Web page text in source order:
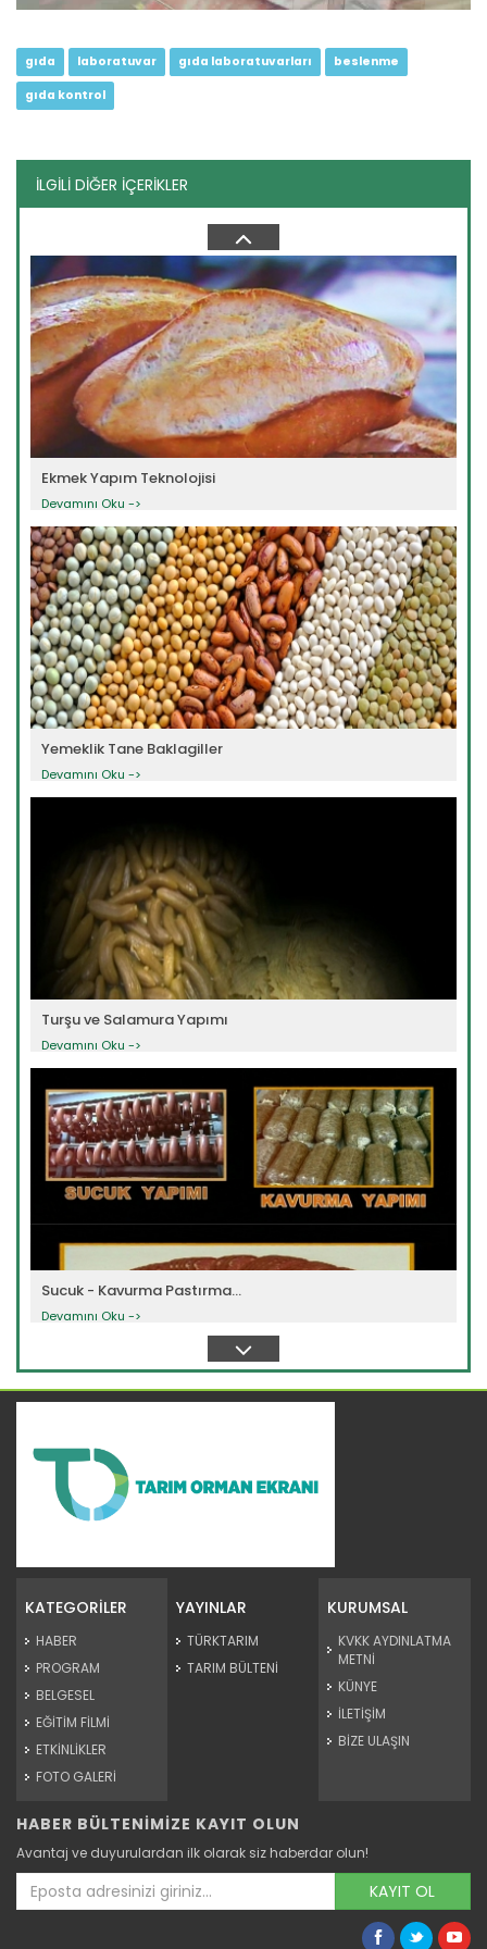
gıda laboratuvar gıda laboratuvarları beslenme
gıda kontrol
İLGİLİ DİĞER İÇERİKLER
Süt ve Süt Ürünlerinin...
Ekmek Yapım Teknolojisi
Devamını Oku ->
Yemeklik Tane Baklagiller
Devamını Oku ->
Turşu ve Salamura Yapımı
Devamını Oku ->
Sucuk - Kavurma Pastırma...
Devamını Oku ->
Yumurta ve Sağlık
Devamını Oku ->
KATEGORİLER
HABER
PROGRAM
BELGESEL
EĞİTİM FİLMİ
ETKİNLİKLER
FOTO GALERİ
YAYINLAR
TÜRKTARIM
TARIM BÜLTENİ
KURUMSAL
KVKK AYDINLATMA
METNİ
KÜNYE
İLETİŞİM
BİZE ULAŞIN
HABER BÜLTENİMİZE KAYIT OLUN
Avantaj ve duyurulardan ilk olarak siz haberdar olun!
KAYIT OL